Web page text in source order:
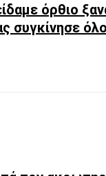
όρθιο
συγκίνησε